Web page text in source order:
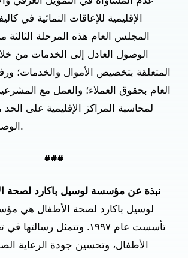
الإقليمية للإعاقات النمائية في
المجلس العام هذه المرحلة الثالثة
الوصول العادل إلى الخدمات من
المتعلقة بتخصيص الأموال والخدمات؛
العام بحقوق العملاء؛ والعمل مع
لمحاسبة المراكز الإقليمية على
الوصول إلى الخدمات.
###
نبذة عن مؤسسة لوسيل باكارد لصحة
لوسيل باكارد لصحة الأطفال هي
تأسست عام ١٩٩٧. وتتمثل
الأطفال، وتحسين جودة الرعاية